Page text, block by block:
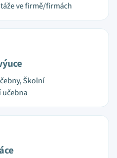
ve firmě/firmách
Školní